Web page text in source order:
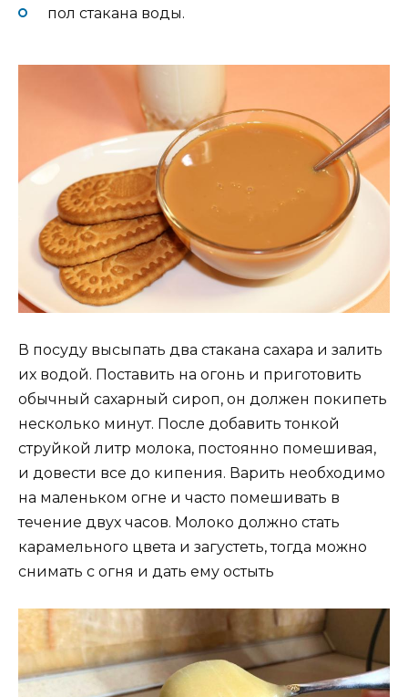
пол стакана воды.
В посуду высыпать два стакана сахара и залить
их водой. Поставить на огонь и приготовить
обычный сахарный сироп, он должен покипеть
несколько минут. После добавить тонкой
струйкой литр молока, постоянно помешивая,
и довести все до кипения. Варить необходимо
на маленьком огне и часто помешивать в
течение двух часов. Молоко должно стать
карамельного цвета и загустеть, тогда можно
снимать с огня и дать ему остыть